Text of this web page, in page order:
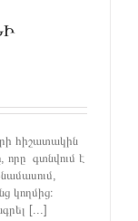
հիշատակին
որը գտնվում է
կողմից։
[...]